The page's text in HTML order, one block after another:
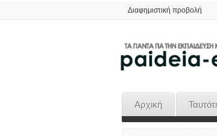
Διαφημιστική προβολή
Αρχική